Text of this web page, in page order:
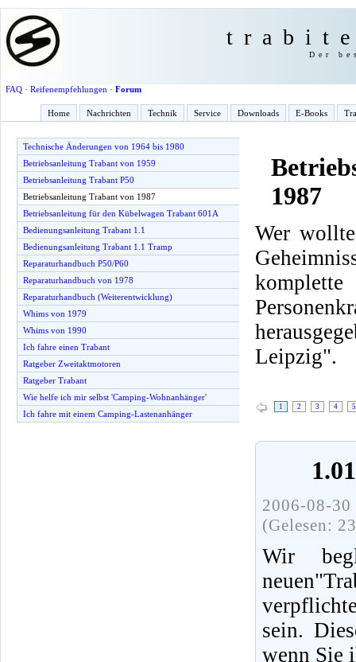
Der
FAQ· Reifenempfehlungen · Forum
Home Nachrichten Technik Service Downloads E-Books
Technische Änderungen von 1964 bis 1980
Betriebsanleitung Trabant von 1959
Betriebsanleitung Trabant P50
Betriebsanleitung Trabant von 1987
Betriebsanleitung für den Kübelwagen Trabant 601A
Bedienungsanleitung Trabant 1.1
Bedienungsanleitung Trabant 1.1 Tramp
Reparaturhandbuch P50/P60
Reparaturhandbuch von 1978
Reparaturhandbuch (Weiterentwicklung)
Whims von 1979
Whims von 1990
Ich fahre einen Trabant
Ratgeber Zweitaktmotoren
Ratgeber Trabant
Wie helfe ich mir selbst 'Camping-Wohnanhänger'
Ich fahre mit einem Camping-Lastenanhänger
1987
Wer
Leipzig".
1 2 3 4 5
2006-08-
(Gelesen:
Wir
sein.
wenn Sie